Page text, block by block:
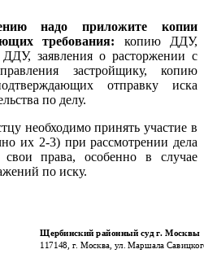
надо приложите копии
требования: копию ДДУ,
заявления о расторжении с
застройщику, копию
отправку иска
по делу.
необходимо принять участие в
их 2-3) при рассмотрении дела
свои права, особенно в случае
по иску.